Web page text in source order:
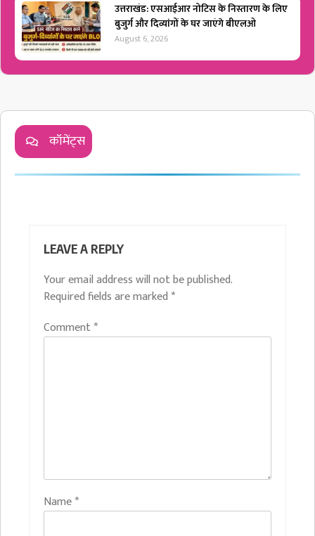
उत्तराखंड: एसआईआर नोटिस के निस्तारण के लिए
बुजुर्ग और दिव्यांगों के घर जाएंगे बीएलओ
August 6, 2026
कॉमेंट्स
LEAVE A REPLY
Your email address will not be published.
Required fields are marked *
Comment*
Name*